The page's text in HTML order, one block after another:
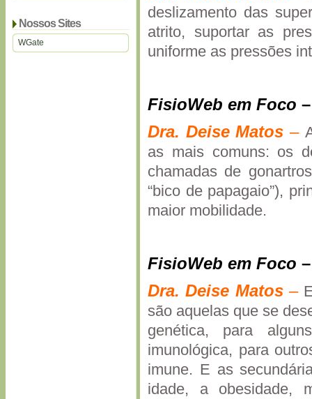
Nossos Sites
WGate
deslizamento das
atrito, suportar as
uniforme as pressões
FisioWeb em Foco
Dra. Deise Matos –
as mais comuns: os
chamadas de
“bico de papagaio”),
maior mobilidade.
FisioWeb em Foco
Dra. Deise Matos –
são aquelas que se
genética, para
imunológica, para
imune. E as
idade, a obesidade,